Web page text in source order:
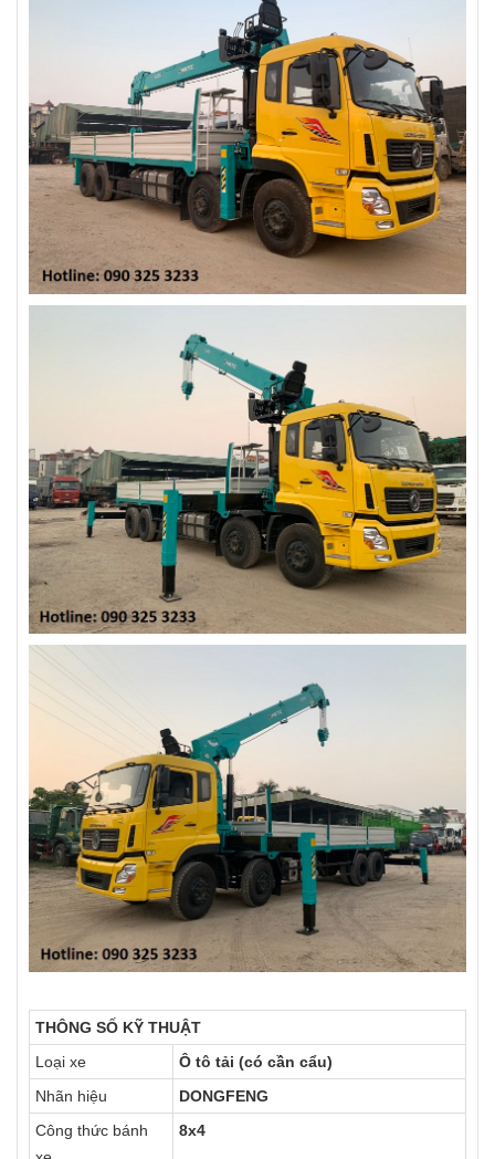
THÔNG SỐ KỸ THUẬT
Loại xe
Ô tô tải (có cần cẩu)
Nhãn hiệu
DONGFENG
Công thức bánh
8x4